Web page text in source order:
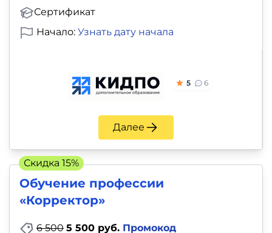
Сертификат
Начало: Узнать дату начала
5 6
Далее
Обучение профессии
«Корректор»
6 500 5 500 руб. Промокод
Скидка 15%